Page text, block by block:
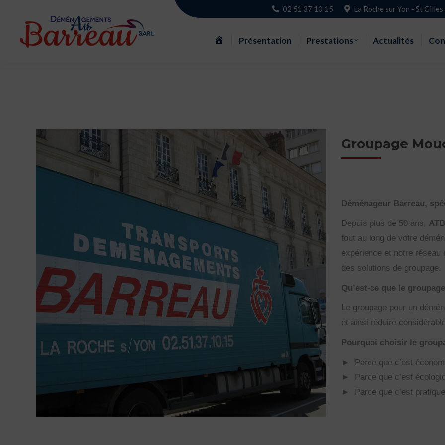
02 51 37 10 15 La Roche sur Yon - St
Accueil
Présentation Prestations Actualités
Groupage
Déménageur Barreau,
Depuis plus de 50 ans,
tout au long de votre
expérience et notre réseau
des solutions de groupage.
Qu’est-ce que le
Le groupage pour un
et ainsi réduire
Pourquoi choisir le
► Parce que c’est
► Parce que c’est
► Parce que c’est pratique